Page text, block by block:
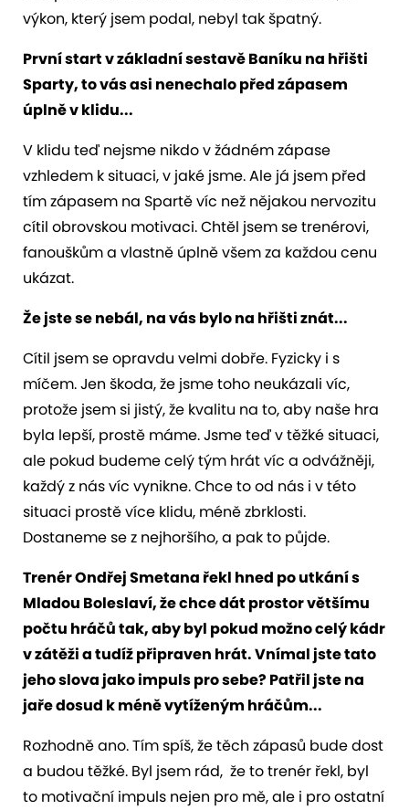
výkon, který jsem podal, nebyl tak špatný.
První start v základní sestavě Baníku na hřišti
Sparty, to vás asi nenechalo před zápasem
úplně v klidu...
V klidu teď nejsme nikdo v žádném zápase
vzhledem k situaci, v jaké jsme. Ale já jsem před
tím zápasem na Spartě víc než nějakou nervozitu
cítil obrovskou motivaci. Chtěl jsem se trenérovi,
fanouškům a vlastně úplně všem za každou cenu
ukázat.
Že jste se nebál, na vás bylo na hřišti znát...
Cítil jsem se opravdu velmi dobře. Fyzicky i s
míčem. Jen škoda, že jsme toho neukázali víc,
protože jsem si jistý, že kvalitu na to, aby naše hra
byla lepší, prostě máme. Jsme teď v těžké situaci,
ale pokud budeme celý tým hrát víc a odvážněji,
každý z nás víc vynikne. Chce to od nás i v této
situaci prostě více klidu, méně zbrklosti.
Dostaneme se z nejhoršího, a pak to půjde.
Trenér Ondřej Smetana řekl hned po utkání s
Mladou Boleslaví, že chce dát prostor většímu
počtu hráčů tak, aby byl pokud možno celý kádr
v zátěži a tudíž připraven hrát. Vnímal jste tato
jeho slova jako impuls pro sebe? Patřil jste na
jaře dosud k méně vytíženým hráčům...
Rozhodně ano. Tím spíš, že těch zápasů bude dost
a budou těžké. Byl jsem rád, že to trenér řekl, byl
to motivační impuls nejen pro mě, ale i pro ostatní